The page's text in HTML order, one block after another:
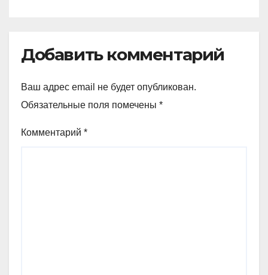
Добавить комментарий
Ваш адрес email не будет опубликован.
Обязательные поля помечены *
Комментарий *